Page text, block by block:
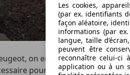
on en est bien conscient
pour se faire remarquer
Les cookies,
(par ex. identifiants
façon aléatoire,
informations (par
langue, taille
peuvent être
reconnaître celui-ci
application ou à un